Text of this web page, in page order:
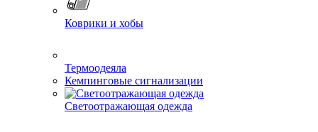
Коврики и хобы
Термоодеяла
Кемпинговые сигнализации
Светоотражающая одежда